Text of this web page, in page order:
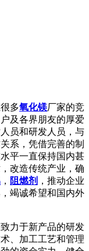
多氧化镁厂家的竞
及各界朋友的厚爱
员和研发人员，与
系，凭借完善的制
平一直保持国内甚
改造传统产业，确
， 阻燃剂 ，推动企业
竭诚希望和国内外
力于新产品的研发
、加工工艺和管理